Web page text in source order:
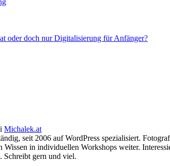
oder doch nur Digitalisierung für Anfänger?
Michalek.at
seit 2006 auf WordPress spezialisiert.
in individuellen Workshops weiter.
Schreibt gern und viel.